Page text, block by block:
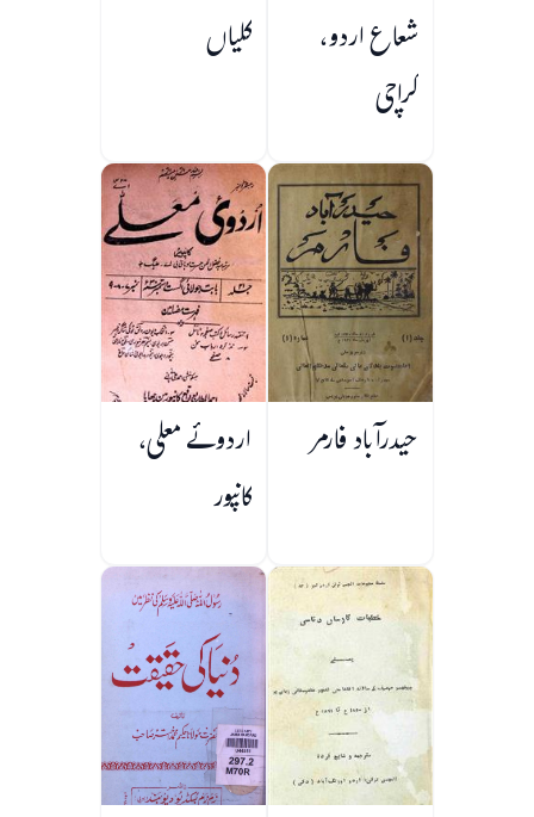
شعاع اردو،
کراچی
کلیاں
حیدرآباد فارمر اردوئے معلی،
کانپور